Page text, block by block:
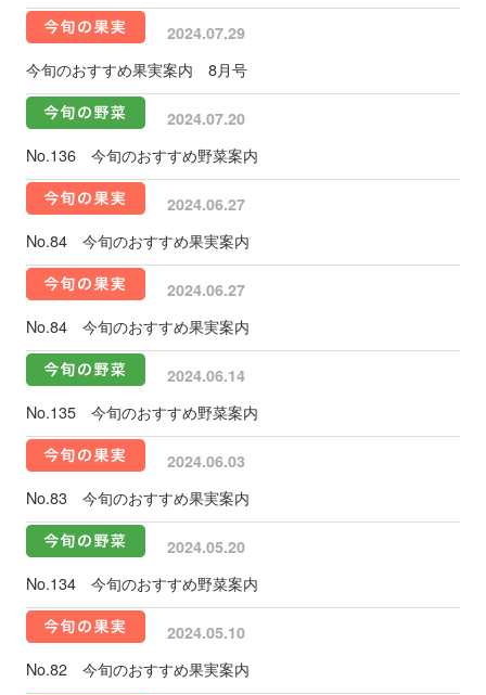
2024.07.29
今旬のおすすめ果実案内 8月号
2024.07.20
No.136 今旬のおすすめ野菜案内
2024.06.27
No.84 今旬のおすすめ果実案内
2024.06.27
No.84 今旬のおすすめ果実案内
2024.06.14
No.135 今旬のおすすめ野菜案内
2024.06.03
No.83 今旬のおすすめ果実案内
2024.05.20
No.134 今旬のおすすめ野菜案内
2024.05.10
No.82 今旬のおすすめ果実案内